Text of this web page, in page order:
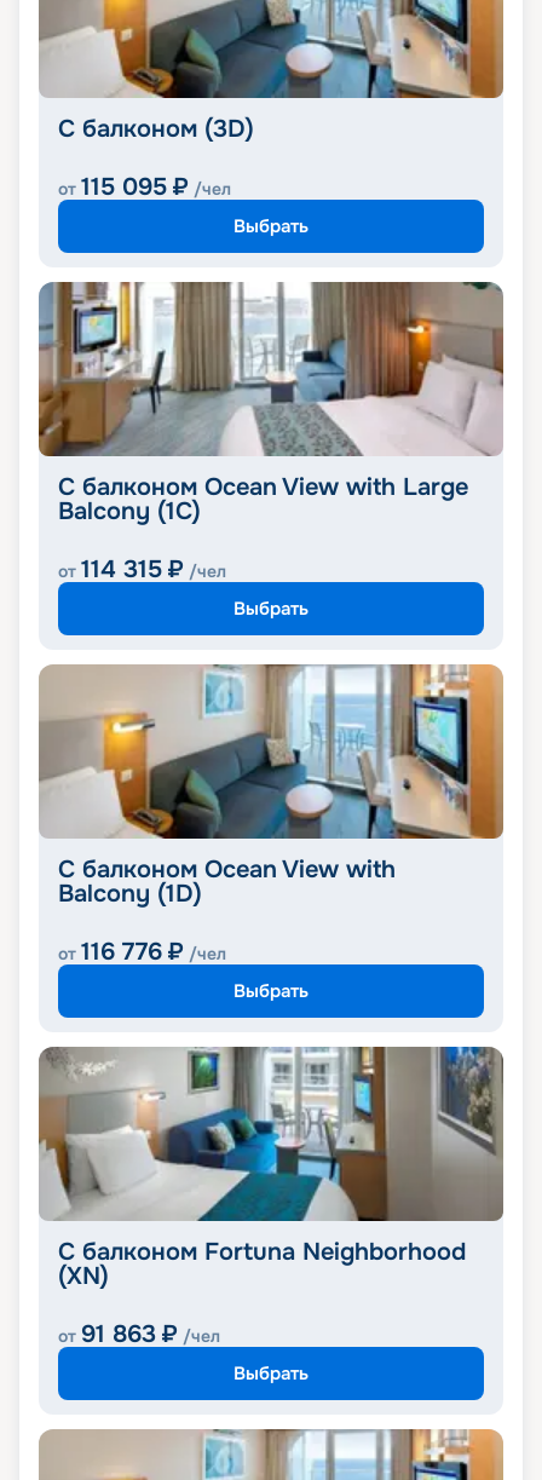
С балконом (3D)
от 115 095 ₽ /чел
Выбрать
С балконом Ocean View with Large
Balcony (1C)
от 114 315 ₽ /чел
Выбрать
С балконом Ocean View with
Balcony (1D)
от 116 776 ₽ /чел
Выбрать
С балконом Fortuna Neighborhood
(XN)
от 91 863 ₽ /чел
Выбрать